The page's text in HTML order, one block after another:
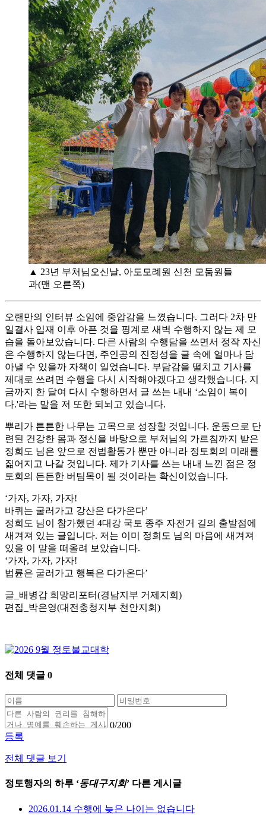
▲ 23년 부처님오신날, 아도모례원 신천 모둠원들
과(맨 오른쪽)
오랜만의 인터뷰 소임에 중압감을 느꼈습니다. 그러다 2차 만
일결사 입재 이후 아픈 것을 핑계로 새벽 수행하지 않는 제 모
습을 돌아보았습니다. 다른 사람의 수행담을 쓰면서 정작 자신
은 수행하지 않는다면, 주인공의 진정성을 글 속에 얼마나 담
아낼 수 있을까 자책이 일었습니다. 부담감을 떨치고 기사를
제대로 쓰려면 수행을 다시 시작해야겠다고 생각했습니다. 지
금까지 한 달여 다시 수행하면서 글 쓰는 내내 ‘소임이 복이
다.'라는 말을 저 또한 되뇌고 있습니다.
뿌리가 튼튼한 나무는 고목으로 성장할 것입니다. 운동으로 단
련된 건강한 몸과 정신을 바탕으로 부처님의 가르침까지 받은
정희도 님은 앞으로 전법활동가 뿐만 아니라 정토회의 미래를
짊어지고 나갈 것입니다. 제가 기사를 쓰는 내내 느낀 점은 정
토회의 든든한 버팀목이 될 것이라는 확신이었습니다.
‘가자, 가자, 가자!
바퀴는 굴러가고 강산은 다가온다’
정희도 님이 참가했던 4대강 국토 종주 자전거 길의 출발점에
새겨져 있는 글입니다. 저는 이미 정희도 님의 마음에 새겨져
있을 이 말을 떠올려 보았습니다.
‘가자, 가자, 가자!
법륜은 굴러가고 행복은 다가온다’
글_배병갑 희망리포터(경남지부 거제지회)
편집_박은영(대전충청지부 천안지회)
전체 댓글 0
0/200
등록
전체 댓글 보기
정토행자의 하루 ‘동대구지회’ 다른 게시글
2026.01.14 수행에 늦은 나이는 없습니다